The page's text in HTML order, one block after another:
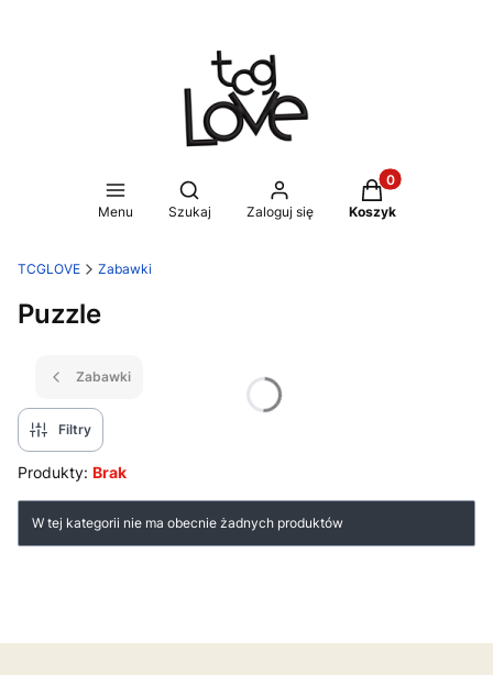
Menu
Otwórz wyszukiwarkę
Szukaj Zaloguj się
Produkty w
Koszyk
TCGLOVE Zabawki
Puzzle
Zabawki
Filtry
Produkty: Brak
Lista produktów
W tej kategorii nie ma obecnie żadnych produktów